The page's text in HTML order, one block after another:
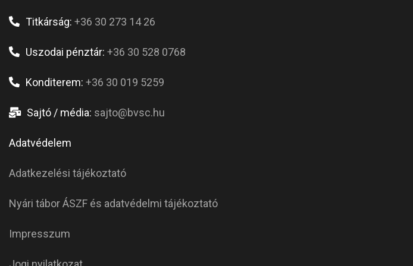
ellen felszabadult
bennünket
segíthetnek Béres
Gergely
szerint!
Titkárság: +36 30 273 14 26
Uszodai pénztár: +36 30 528 0768
Konditerem: +36 30 019 5259
Sajtó / média: sajto@bvsc.hu
Adatvédelem
Adatkezelési tájékoztató
Nyári tábor ÁSZF és adatvédelmi tájékoztató
Impresszum